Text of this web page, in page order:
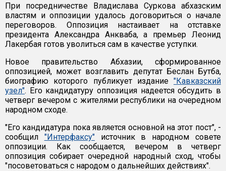
При посредничестве Владислава Суркова абхазским
властям и оппозиции удалось договориться о начале
переговоров. Оппозиция настаивает на отставке
президента Александра Анкваба, а премьер Леонид
Лакербая готов уволиться сам в качестве уступки.
Новое правительство Абхазии, сформированное
оппозицией, может возглавить депутат Беслан Бутба,
биографию которого публикует издание "Кавказский
узел". Его кандидатуру оппозиция надеется обсудить в
четверг вечером с жителями республики на очередном
народном сходе.
"Его кандидатура пока является основной на этот пост", -
сообщил "Интерфаксу"источник в народном совете
оппозиции. Как сообщается, вечером в четверг
оппозиция собирает очередной народный сход, чтобы
"посоветоваться с народом о дальнейших действиях".